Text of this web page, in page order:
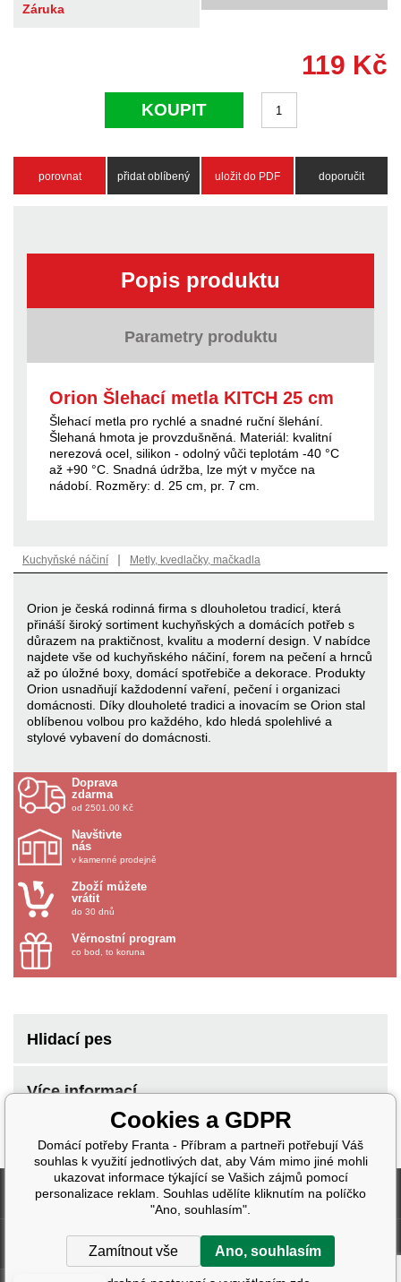
Záruka
119 Kč
KOUPIT
porovnat přidat oblíbený uložit do PDF doporučit
Popis produktu
Parametry produktu
Orion Šlehací metla KITCH 25 cm
Šlehací metla pro rychlé a snadné ruční šlehání.
Šlehaná hmota je provzdušněná. Materiál: kvalitní
nerezová ocel, silikon - odolný vůči teplotám -40 °C
až +90 °C. Snadná údržba, lze mýt v myčce na
nádobí. Rozměry: d. 25 cm, pr. 7 cm.
Kuchyňské náčiní | Metly, kvedlačky, mačkadla
Orion je česká rodinná firma s dlouholetou tradicí, která
přináší široký sortiment kuchyňských a domácích potřeb s
důrazem na praktičnost, kvalitu a moderní design. V nabídce
najdete vše od kuchyňského náčiní, forem na pečení a hrnců
až po úložné boxy, domácí spotřebiče a dekorace. Produkty
Orion usnadňují každodenní vaření, pečení i organizaci
domácnosti. Díky dlouholeté tradici a inovacím se Orion stal
oblíbenou volbou pro každého, kdo hledá spolehlivé a
stylové vybavení do domácnosti.
Doprava
zdarma
od 2501.00 Kč
Navštivte
nás
v kamenné prodejně
Zboží můžete
vrátit
do 30 dnů
Věrnostní program
co bod, to koruna
Hlidací pes
Více informací
Fakturační údaje
Další informace
Cookies a GDPR
Domácí potřeby Franta - Příbram a partneři potřebují Váš
souhlas k využití jednotlivých dat, aby Vám mimo jiné mohli
ukazovat informace týkající se Vašich zájmů pomocí
personalizace reklam. Souhlas udělíte kliknutím na políčko
"Ano, souhlasím".
Zamítnout vše Ano, souhlasím